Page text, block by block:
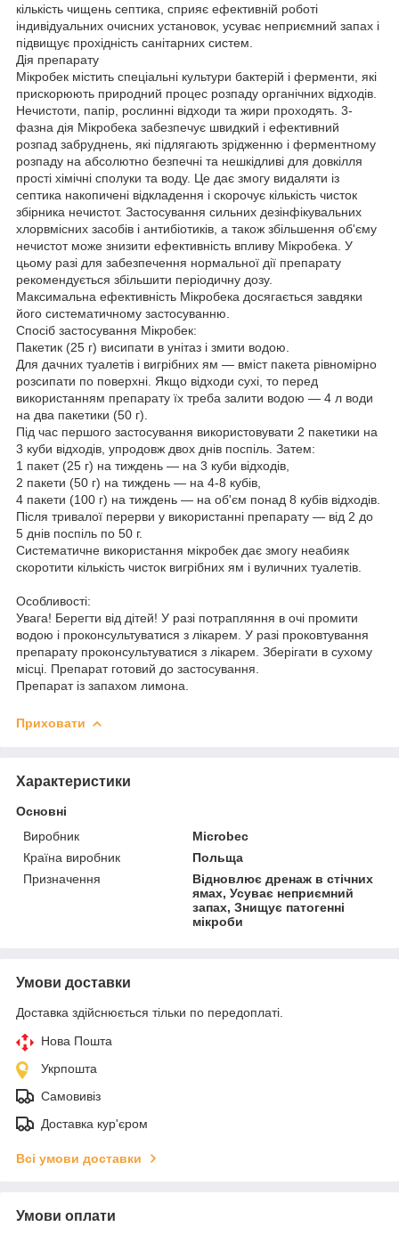
кількість чищень септика, сприяє ефективній роботі
індивідуальних очисних установок, усуває неприємний запах і
підвищує прохідність санітарних систем.
Дія препарату
Мікробек містить спеціальні культури бактерій і ферменти, які
прискорюють природний процес розпаду органічних відходів.
Нечистоти, папір, рослинні відходи та жири проходять. 3-
фазна дія Мікробека забезпечує швидкий і ефективний
розпад забруднень, які підлягають зрідженню і ферментному
розпаду на абсолютно безпечні та нешкідливі для довкілля
прості хімічні сполуки та воду. Це дає змогу видаляти із
септика накопичені відкладення і скорочує кількість чисток
збірника нечистот. Застосування сильних дезінфікувальних
хлорвмісних засобів і антибіотиків, а також збільшення об'єму
нечистот може знизити ефективність впливу Мікробека. У
цьому разі для забезпечення нормальної дії препарату
рекомендується збільшити періодичну дозу.
Максимальна ефективність Мікробека досягається завдяки
його систематичному застосуванню.
Спосіб застосування Мікробек:
Пакетик (25 г) висипати в унітаз і змити водою.
Для дачних туалетів і вигрібних ям — вміст пакета рівномірно
розсипати по поверхні. Якщо відходи сухі, то перед
використанням препарату їх треба залити водою — 4 л води
на два пакетики (50 г).
Під час першого застосування використовувати 2 пакетики на
3 куби відходів, упродовж двох днів поспіль. Затем:
1 пакет (25 г) на тиждень — на 3 куби відходів,
2 пакети (50 г) на тиждень — на 4-8 кубів,
4 пакети (100 г) на тиждень — на об'єм понад 8 кубів відходів.
Після тривалої перерви у використанні препарату — від 2 до
5 днів поспіль по 50 г.
Систематичне використання мікробек дає змогу неабияк
скоротити кількість чисток вигрібних ям і вуличних туалетів.
Особливості:
Увага! Берегти від дітей! У разі потрапляння в очі промити
водою і проконсультуватися з лікарем. У разі проковтування
препарату проконсультуватися з лікарем. Зберігати в сухому
місці. Препарат готовий до застосування.
Препарат із запахом лимона.
Приховати
Характеристики
Основні
Виробник
Microbec
Країна виробник
Польща
Призначення
Відновлює дренаж в стічних
ямах, Усуває неприємний
запах, Знищує патогенні
мікроби
Умови доставки
Доставка здійснюється тільки по передоплаті.
Нова Пошта
Укрпошта
Самовивіз
Доставка кур'єром
Всі умови доставки
Умови оплати